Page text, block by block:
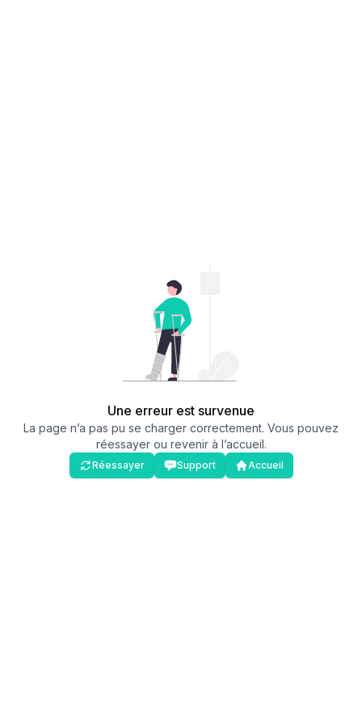
Une erreur est survenue
La page n’a pas pu se charger correctement. Vous pouvez
réessayer ou revenir à l’accueil.
Réessayer Support Accueil